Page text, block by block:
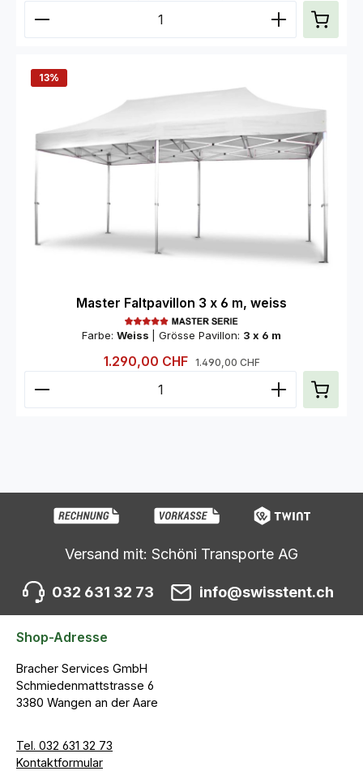
Produkt Anzahl: Gib den gewünschten Wert
13%
Master Faltpavillon 3 x 6 m, weiss
Farbe: Weiss Grösse Pavillon: 3 x 6 m
Verkaufspreis:
1.290,00 CHF Regulärer Preis:
1.490,00 CHF
Produkt Anzahl: Gib den gewünschten Wert
Versand mit: Schöni Transporte AG
032 631 32 73 info@swisstent.ch
Shop-Adresse
Bracher Services GmbH
Schmiedenmattstrasse 6
3380 Wangen an der Aare
Tel. 032 631 32 73
Kontaktformular